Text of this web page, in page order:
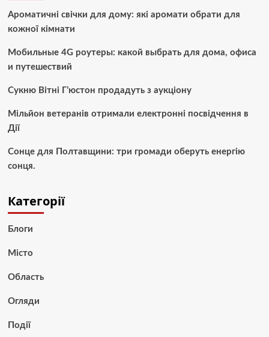
Ароматичні свічки для дому: які аромати обрати для
кожної кімнати
Мобильные 4G роутеры: какой выбрать для дома, офиса
и путешествий
Сукню Вітні Г’юстон продадуть з аукціону
Мільйон ветеранів отримали електронні посвідчення в
Дії
Сонце для Полтавщини: три громади оберуть енергію
сонця.
Категорії
Блоги
Місто
Область
Огляди
Події